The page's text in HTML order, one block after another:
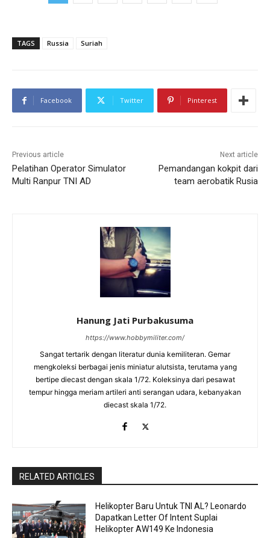
TAGS Russia Suriah
Facebook Twitter Pinterest
Previous article
Pelatihan Operator Simulator
Multi Ranpur TNI AD
Next article
Pemandangan kokpit dari
team aerobatik Rusia
Hanung Jati Purbakusuma
https://www.hobbymiliter.com/
Sangat tertarik dengan literatur dunia kemiliteran. Gemar
mengkoleksi berbagai jenis miniatur alutsista, terutama yang
bertipe diecast dengan skala 1/72. Koleksinya dari pesawat
tempur hingga meriam artileri anti serangan udara, kebanyakan
diecast skala 1/72.
RELATED ARTICLES
Helikopter Baru Untuk TNI AL? Leonardo
Dapatkan Letter Of Intent Suplai
Helikopter AW149 Ke Indonesia